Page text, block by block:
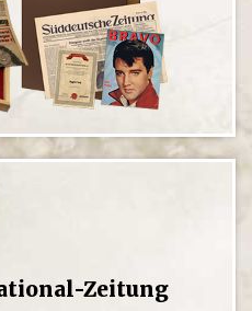
Zeitung